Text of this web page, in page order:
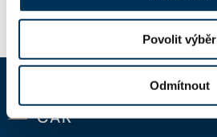
Povolit výběr
Odmítnout
ČAK